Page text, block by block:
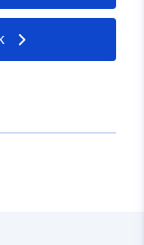
88u/dataset/